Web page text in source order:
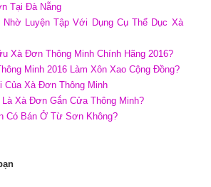
Tại Đà Nẵng
Nhờ Luyện Tập Với Dụng Cụ Thể Dục Xà
Xà Đơn Thông Minh Chính Hãng 2016?
Minh 2016 Làm Xôn Xao Cộng Đồng?
Của Xà Đơn Thông Minh
Xà Đơn Gắn Cửa Thông Minh?
Có Bán Ở Từ Sơn Không?